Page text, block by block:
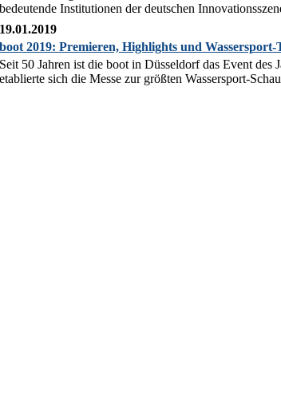
bedeutende Institutionen der deutschen
19.01.2019
boot 2019: Premieren, Highlights und Wassersport-
Seit 50 Jahren ist die boot in Düsseldorf das Event des
etablierte sich die Messe zur größten Wassersport-